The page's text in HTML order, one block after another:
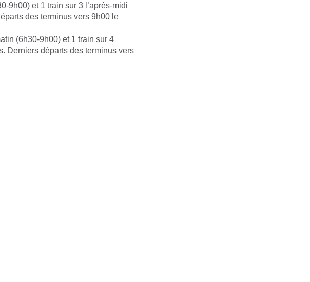
9h00) et 1 train sur 3 l’après-midi
des terminus vers 9h00 le
(6h30-9h00) et 1 train sur 4
Derniers départs des terminus vers